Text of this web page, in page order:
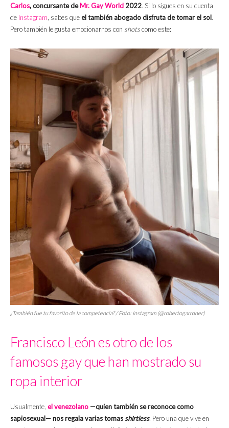
Carlos, concursante deMr. Gay World 2022. Si lo sigues en su cuenta
de Instagram , sabes queel también abogado disfruta de tomar el sol.
Pero también le gusta emocionarnos con shotscomo este:
¿También fue tu favorito de la competencia? / Foto: Instagram (@robertogarrdner)
Francisco León es otro de los
famosos gay que han mostrado su
ropa interior
Usualmente, el venezolano —quien también se reconoce como
sapiosexual— nos regala varias tomasshirtless. Pero una que vive en